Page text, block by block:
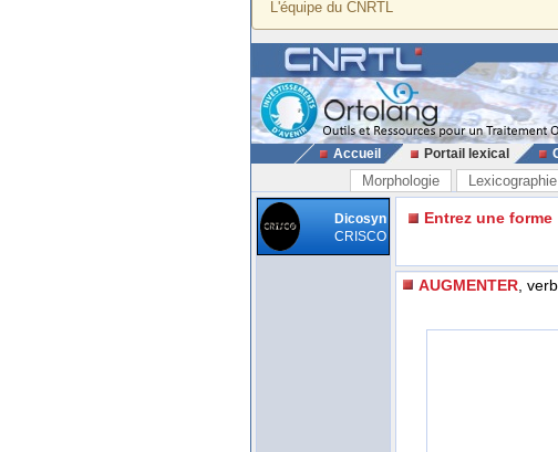
L'équipe du CNRTL
Accueil Portail lexical
Morphologie Lexicographie
Dicosyn
CRISCO
Entrez une forme
AUGMENTER ,